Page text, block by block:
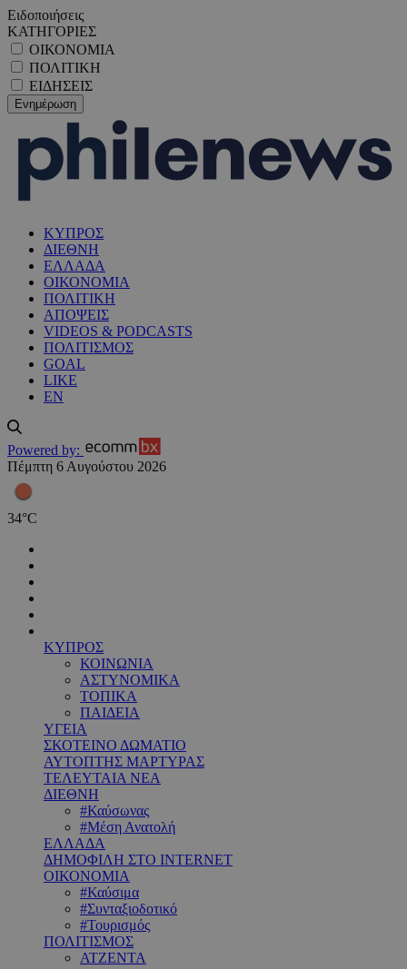
Ειδοποιήσεις
ΚΑΤΗΓΟΡΙΕΣ
ΟΙΚΟΝΟΜΙΑ
ΠΟΛΙΤΙΚΗ
ΕΙΔΗΣΕΙΣ
ΚΥΠΡΟΣ
ΔΙΕΘΝΗ
ΕΛΛΑΔΑ
ΟΙΚΟΝΟΜΙΑ
ΠΟΛΙΤΙΚΗ
ΑΠΟΨΕΙΣ
VIDEOS & PODCASTS
ΠΟΛΙΤΙΣΜΟΣ
GOAL
LIKE
EN
Powered by:
Πέμπτη 6 Αυγούστου 2026
34°C
ΚΥΠΡΟΣ
ΚΟΙΝΩΝΙΑ
ΑΣΤΥΝΟΜΙΚΑ
ΤΟΠΙΚΑ
ΠΑΙΔΕΙΑ
ΥΓΕΙΑ
ΣΚΟΤΕΙΝΟ ΔΩΜΑΤΙΟ
ΑΥΤΟΠΤΗΣ ΜΑΡΤΥΡΑΣ
ΤΕΛΕΥΤΑΙΑ ΝΕΑ
ΔΙΕΘΝΗ
#Καύσωνας
#Μέση Ανατολή
ΕΛΛΑΔΑ
ΔΗΜΟΦΙΛΗ ΣΤΟ INTERNET
ΟΙΚΟΝΟΜΙΑ
#Καύσιμα
#Συνταξιοδοτικό
#Τουρισμός
ΠΟΛΙΤΙΣΜΟΣ
ΑΤΖΕΝΤΑ